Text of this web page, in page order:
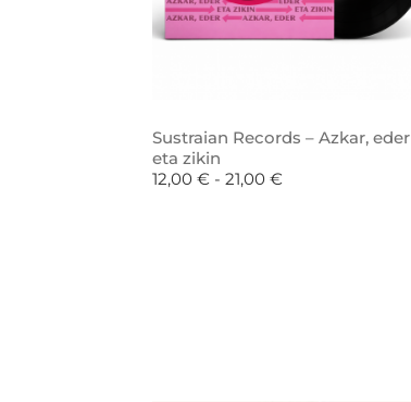
Sustraian Records – Azkar, eder
eta zikin
12,00 € - 21,00 €